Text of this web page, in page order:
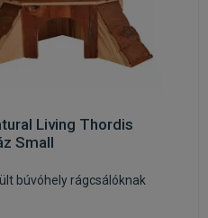
Living Thordis
Small
búvóhely rágcsálóknak